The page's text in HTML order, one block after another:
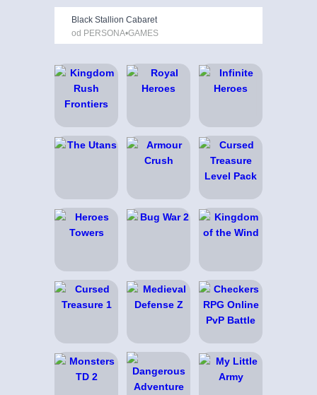
Black Stallion Cabaret
od PERSONA•GAMES